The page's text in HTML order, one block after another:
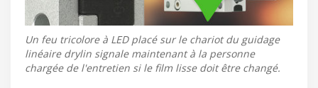
Un feu tricolore à LED placé sur le chariot du guidage
linéaire drylin signale maintenant à la personne
chargée de l'entretien si le film lisse doit être changé.